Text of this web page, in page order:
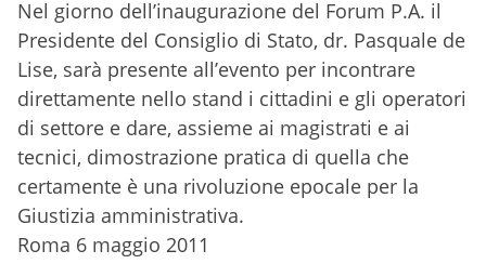
Nel giorno dell’inaugurazione del Forum P.A. il
Presidente del Consiglio di Stato, dr. Pasquale de
Lise, sarà presente all’evento per incontrare
direttamente nello stand i cittadini e gli operatori
di settore e dare, assieme ai magistrati e ai
tecnici, dimostrazione pratica di quella che
certamente è una rivoluzione epocale per la
Giustizia amministrativa.
Roma 6 maggio 2011